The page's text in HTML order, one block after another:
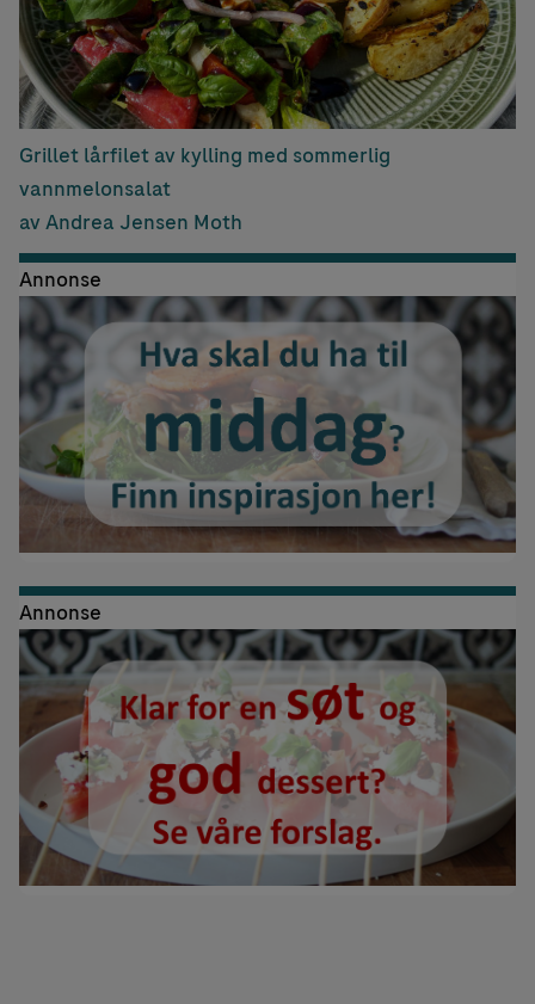
Grillet lårfilet av kylling med sommerlig
vannmelonsalat
av Andrea Jensen Moth
Annonse
Annonse